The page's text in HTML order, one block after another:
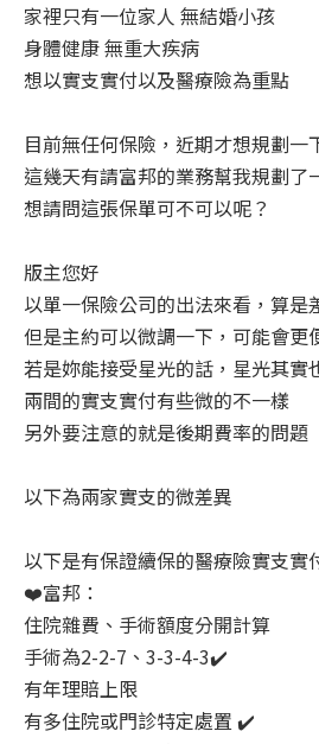
家裡只有一位家人 無結婚小孩
身體健康 無重大疾病
想以實支實付以及醫療險為重點
目前無任何保險，近期才想規劃一
這幾天有請富邦的業務幫我規劃了
想請問這張保單可不可以呢？
版主您好
以單一保險公司的出法來看，算是
但是主約可以微調一下，可能會更
若是妳能接受星光的話，星光其實
兩間的實支實付有些微的不一樣
另外要注意的就是後期費率的問題
以下為兩家實支的微差異
以下是有保證續保的醫療險實支實
❤️富邦：
住院雜費、手術額度分開計算
手術為2-2-7、3-3-4-3✔️
有年理賠上限
有多住院或門診特定處置 ✔️